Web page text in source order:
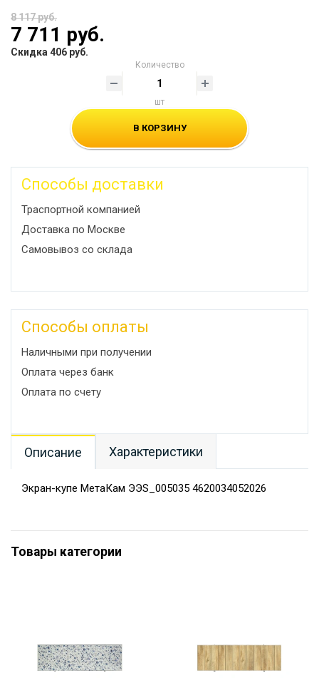
8 117 руб.
7 711 руб.
Скидка 406 руб.
Количество
шт
В КОРЗИНУ
Способы доставки
Траспортной компанией
Доставка по Москве
Самовывоз со склада
Способы оплаты
Наличными при получении
Оплата через банк
Оплата по счету
Описание Характеристики
Экран-купе МетаКам ЭЭS_005035 4620034052026
Товары категории